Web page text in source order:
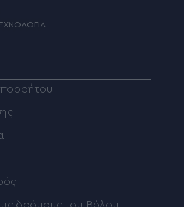
δρόμους του Βόλου